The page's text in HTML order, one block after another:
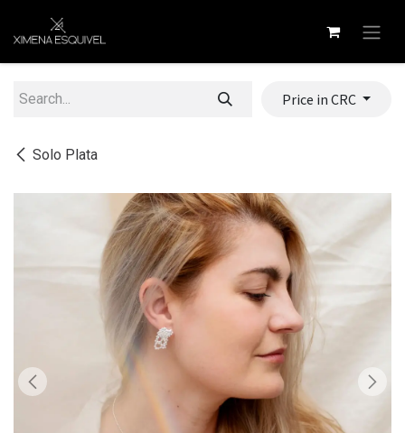
Solo Plata
Price in CRC